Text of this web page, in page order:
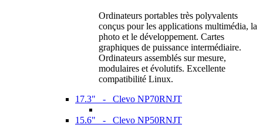
Ordinateurs portables très polyvalents
conçus pour les applications multimédia, la
photo et le développement. Cartes
graphiques de puissance intermédiaire.
Ordinateurs assemblés sur mesure,
modulaires et évolutifs. Excellente
compatibilité Linux.
17.3" - Clevo NP70RNJT
15.6" - Clevo NP50RNJT